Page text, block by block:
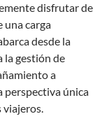
disfrutar de
una carga
desde la
la gestión de
a
perspectiva única
viajeros.